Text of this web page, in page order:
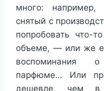
много:
снятый с
попробовать
объеме, — или же
воспоминания
парфюме… Или
дешевле, чем в